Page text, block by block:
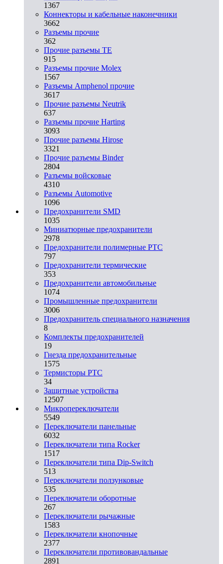
1367
Коннекторы и кабельные наконечники
3662
Разъeмы прочие
362
Прочие разъемы TE
915
Разъемы прочие Molex
1567
Разъемы Amphenol прочие
3617
Прочие разъемы Neutrik
637
Разъемы прочие Harting
3093
Прочие разъемы Hirose
3321
Прочие разъемы Binder
2804
Разъемы войсковые
4310
Разъeмы Automotive
1096
Предохранители SMD
1035
Миниатюрные предохранители
2978
Предохранители полимерные PTC
797
Предохранители термические
353
Предохранители автомобильные
1074
Промышленные предохранители
3006
Предохранитель специального назначения
8
Комплекты предохранителей
19
Гнезда предохранительные
1575
Термисторы PTC
34
Защитные устройства
12507
Микропереключатели
5549
Переключатели панельные
6032
Переключатели типа Rocker
1517
Переключатели типа Dip-Switch
513
Переключатели ползунковые
535
Переключатели оборотные
267
Переключатели рычажные
1583
Переключатели кнопочные
2377
Переключатели противовандальные
2891